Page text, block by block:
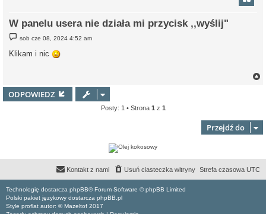
W panelu usera nie działa mi przycisk ,,wyślij"
o
s
t
sob cze 08, 2024 4:52 am
Klikam i nic
ODPOWIEDZ
Posty: 1 • Strona 1 z 1
Przejdź do
Strefa czasowa UTC
Usuń ciasteczka witryny
Kontakt z nami
Technologię dostarcza phpBB® Forum Software © phpBB Limited
Polski pakiet językowy dostarcza phpBB.pl
Style proflat autor: ©Mazeltof 2017